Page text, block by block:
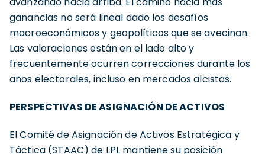
ganancias no será lineal dado los desafíos
macroeconómicos y geopolíticos que se avecinan.
Las valoraciones están en el lado alto y
frecuentemente ocurren correcciones durante los
años electorales, incluso en mercados alcistas.
PERSPECTIVAS DE ASIGNACIÓN DE ACTIVOS
El Comité de Asignación de Activos Estratégica y
Táctica (STAAC) de LPL mantiene su posición